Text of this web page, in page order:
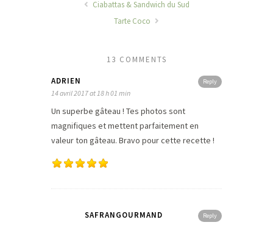
Ciabattas & Sandwich du Sud
Tarte Coco
13 COMMENTS
Reply
ADRIEN
14 avril 2017 at 18 h 01 min
Un superbe gâteau ! Tes photos sont
magnifiques et mettent parfaitement en
valeur ton gâteau. Bravo pour cette recette !
Reply
SAFRANGOURMAND